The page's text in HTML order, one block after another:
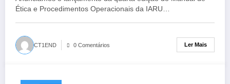
Ética e Procedimentos Operacionais da IARU…
CT1END 0 Comentários Ler Mais